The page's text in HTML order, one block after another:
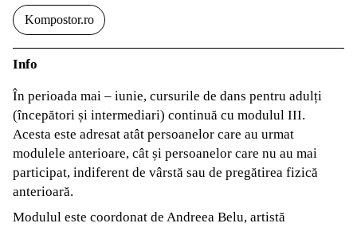
Kompostor.ro
Info
În perioada mai – iunie, cursurile de dans pentru adulți
(începători și intermediari) continuă cu modulul III.
Acesta este adresat atât persoanelor care au urmat
modulele anterioare, cât și persoanelor care nu au mai
participat, indiferent de vârstă sau de pregătirea fizică
anterioară.
Modulul este coordonat de Andreea Belu, artistă